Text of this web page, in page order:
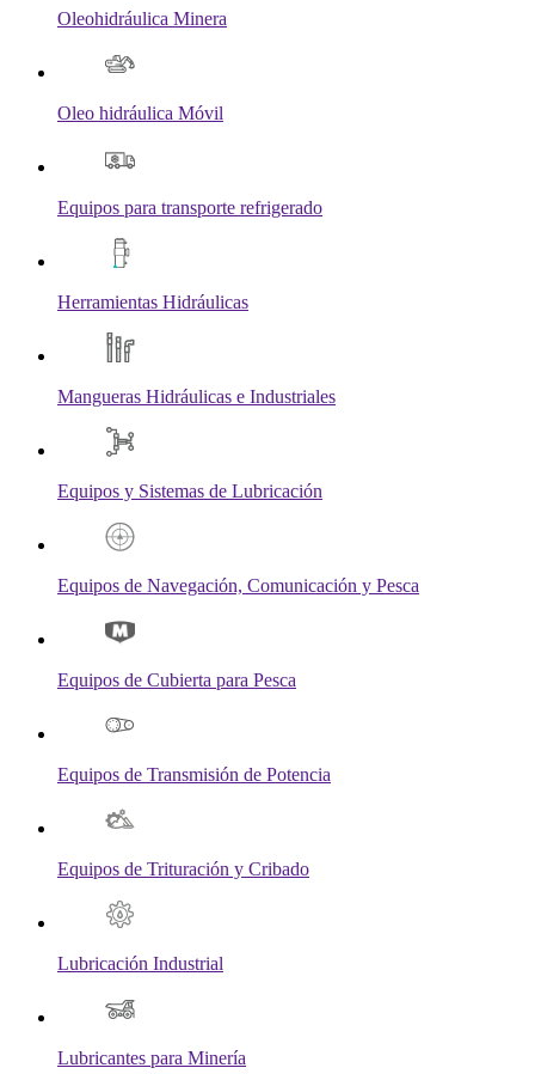
Oleohidráulica Minera
Oleo hidráulica Móvil
Equipos para transporte refrigerado
Herramientas Hidráulicas
Mangueras Hidráulicas e Industriales
Equipos y Sistemas de Lubricación
Equipos de Navegación, Comunicación y Pesca
Equipos de Cubierta para Pesca
Equipos de Transmisión de Potencia
Equipos de Trituración y Cribado
Lubricación Industrial
Lubricantes para Minería